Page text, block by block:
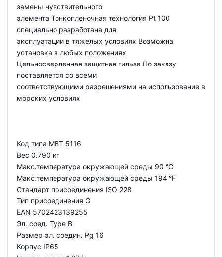
замены чувствительного
элемента Тонкопленочная технология Pt 100
специально разработана для
эксплуатации в тяжелых условиях Возможна
установка в любых положениях
Цельносверленная защитная гильза По заказу
поставляется со всеми
соответствующими разрешениями на использование в
морских условиях
Код типа MBT 5116
Вес 0.790 кг
Макс.температура окружающей среды 90 °C
Макс.температура окружающей среды 194 °F
Стандарт присоединения ISO 228
Тип присоединения G
EAN 5702423139255
Эл. соед. Type B
Размер эл. соедин. Pg 16
Корпус IP65